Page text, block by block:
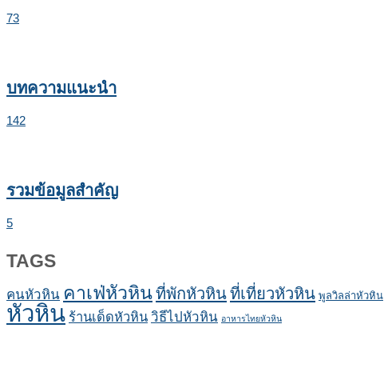
73
บทความแนะนำ
142
รวมข้อมูลสำคัญ
5
TAGS
คนหัวหิน คาเฟ่หัวหินที่พักหัวหินที่เที่ยวหัวหิน พูลวิลล่าหัวหิน
หัวหิน ร้านเด็ดหัวหิน วิธีไปหัวหิน อาหารไทยหัวหิน